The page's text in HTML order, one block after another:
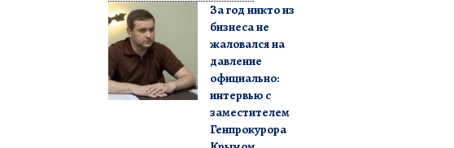
За год никто из
бизнеса не
жаловался на
давление
официально:
интервью с
заместителем
Генпрокурора